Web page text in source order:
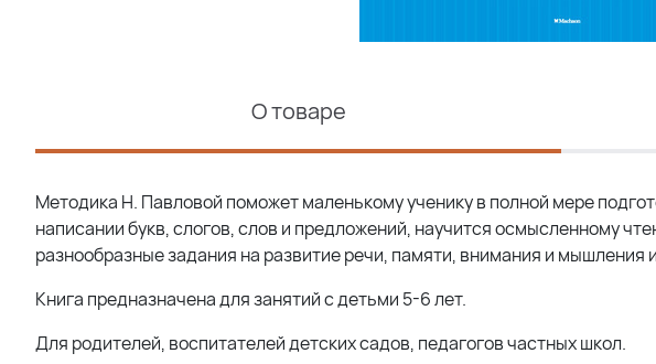
О товаре
Методика Н. Павловой поможет маленькому ученикув полной мере
написании букв, слогов, слов и предложений, научится осмысленному
разнообразные задания на развитие речи, памяти, внимания и мышления
Книга предназначена для занятий с детьми 5-6 лет.
Для родителей, воспитателей детских садов, педагогов частных школ.